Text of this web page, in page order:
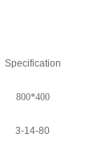
Specification
800*400
3-14-80